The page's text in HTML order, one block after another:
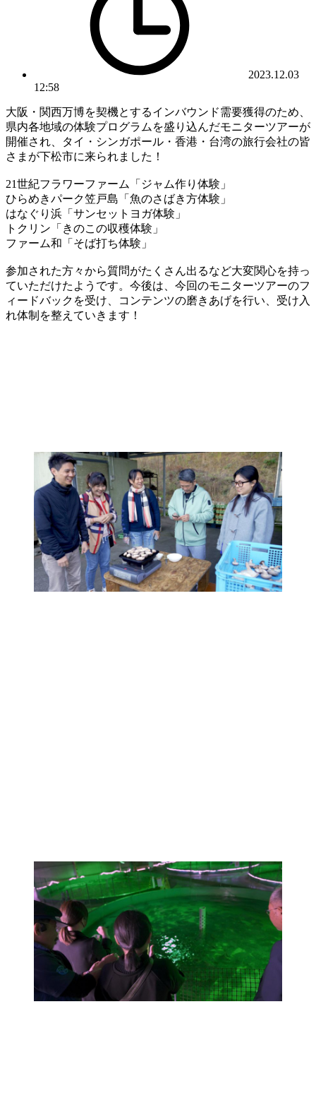
2023.12.03
12:58
大阪・関西万博を契機とするインバウンド需要獲得のため、
県内各地域の体験プログラムを盛り込んだモニターツアーが
開催され、タイ・シンガポール・香港・台湾の旅行会社の皆
さまが下松市に来られました！
21世紀フラワーファーム「ジャム作り体験」
ひらめきパーク笠戸島「魚のさばき方体験」
はなぐり浜「サンセットヨガ体験」
トクリン「きのこの収穫体験」
ファーム和「そば打ち体験」
参加された方々から質問がたくさん出るなど大変関心を持っ
ていただけたようです。今後は、今回のモニターツアーのフ
ィードバックを受け、コンテンツの磨きあげを行い、受け入
れ体制を整えていきます！